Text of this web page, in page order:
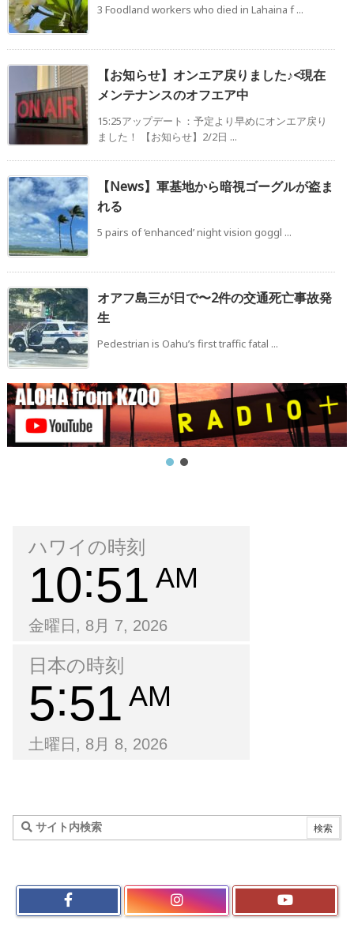
3 Foodland workers who died in Lahaina f ...
【お知らせ】オンエア戻りました♪<現在
メンテナンスのオフエア中
15:25アップデート：予定より早めにオンエア戻り
ました！ 【お知らせ】2/2日 ...
【News】軍基地から暗視ゴーグルが盗ま
れる
5 pairs of ‘enhanced’ night vision goggl ...
オアフ島三が日で〜2件の交通死亡事故発
生
Pedestrian is Oahu’s first traffic fatal ...
ハワイの時刻
10 51 AM
金曜日, 8月 7, 2026
日本の時刻
5 51 AM
土曜日, 8月 8, 2026